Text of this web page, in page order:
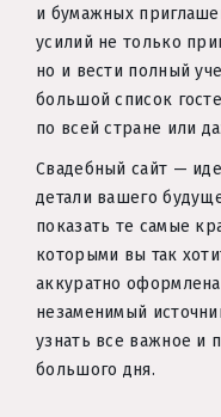
и бумажных
усилий не только
но и вести полный
большой список
по всей стране или
Свадебный сайт —
детали вашего
показать те самые
которыми вы так
аккуратно
незаменимый
узнать все важное и
большого дня.